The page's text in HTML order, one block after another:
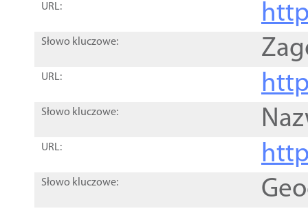
URL:
Słowo kluczowe:
URL:
Słowo kluczowe:
URL:
Słowo kluczowe: